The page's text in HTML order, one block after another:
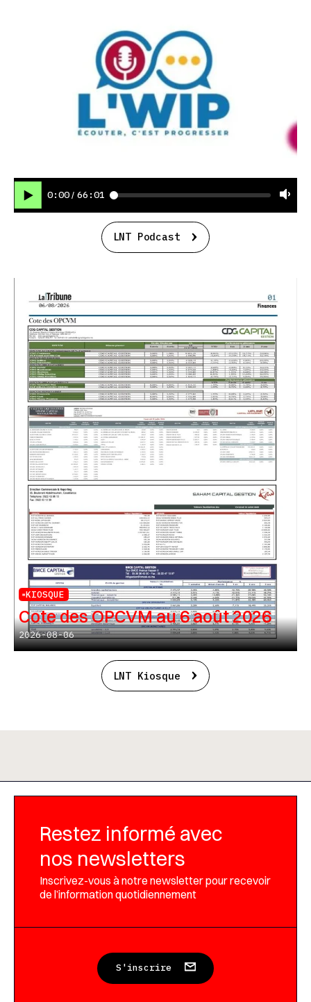
0:00 / 66:01
LNT Podcast
KIOSQUE
Cote des OPCVM au 6 août 2026
2026-08-06
LNT Kiosque
Restez informé avec
nos newsletters
Inscrivez-vous à notre newsletter pour recevoir
de l’information quotidiennement
S'inscrire